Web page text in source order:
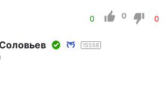
0 0 0
15558